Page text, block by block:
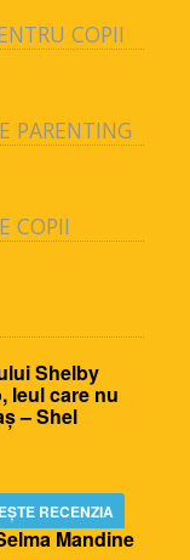
COPII
PARENTING
COPII
Shelby
leul care nu
– Shel
RECENZIA
Mandine